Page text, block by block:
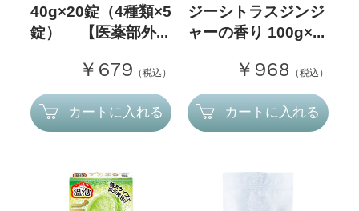
40g×20錠（4種類×5
錠） 【医薬部外...
￥679 （税込）
カートに入れる
ジーシトラスジンジ
ャーの香り 100g×...
￥968 （税込）
カートに入れる